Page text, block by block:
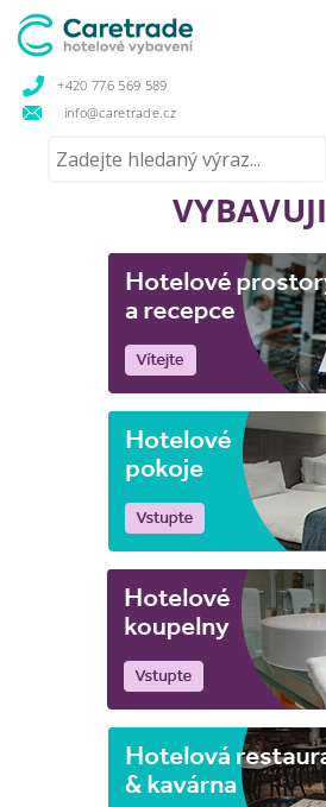
+420 776 569 589
info@caretrade.cz
VYBAVUJI